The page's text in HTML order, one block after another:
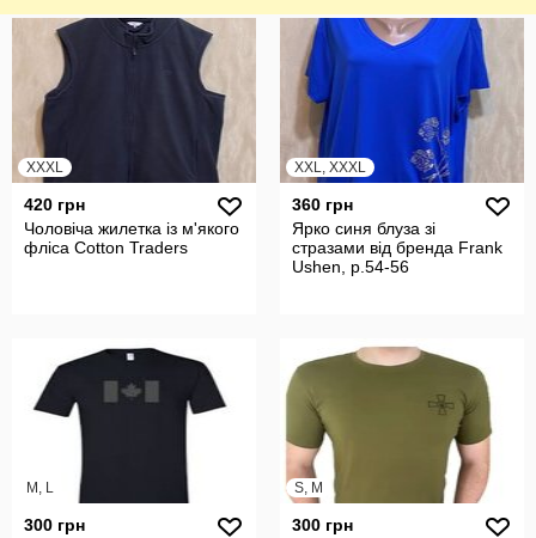
XXXL
420 грн
Чоловіча жилетка із м'якого
фліса Cotton Traders
XXL, XXXL
360 грн
Ярко синя блуза зі
стразами від бренда Frank
Ushen, р.54-56
M, L
300 грн
S, M
300 грн